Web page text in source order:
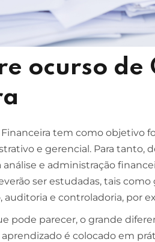
ocurso de
tem como objetivo
e gerencial. Para tanto,
e administração
ser estudadas, tais como
auditoria e controladoria, por
pode parecer, o grande
é colocado em